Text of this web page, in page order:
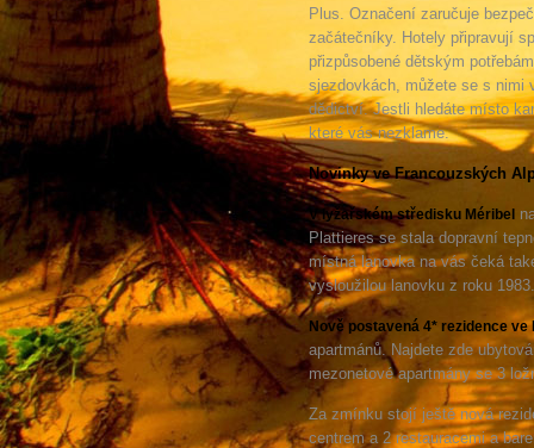
Plus. Označení zaručuje
začátečníky. Hotely připravují
přizpůsobené dětským
sjezdovkách, můžete se s nimi
dědictví. Jestli hledáte místo
které vás nezklame.
Novinky ve Francouzských
V lyžařském středisku Méribel
Plattieres se stala dopravní
místná lanovka na vás čeká
vysloužilou lanovku z roku 1983.
Nově postavená 4* rezidence ve
apartmánů. Najdete zde
mezonetové apartmány se 3
Za zmínku stojí ještě nová
centrem a 2 restauracemi a